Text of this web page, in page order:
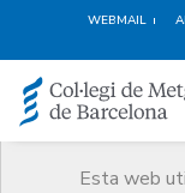
WEBMAIL
Esta web